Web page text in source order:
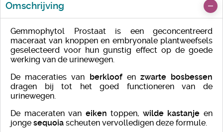
Omschrijving
Gemmophytol Prostaat is een geconcentreerd
maceraat van knoppen en embryonale plantweefsels
geselecteerd voor hun gunstig effect op de goede
werking van de urinewegen.
De maceraties van berkloofen zwarte bosbessen
dragen bij tot het goed functioneren van de
urinewegen.
De maceraten van eiken toppen, wilde kastanje en
jonge sequoia scheuten vervolledigen deze formule.